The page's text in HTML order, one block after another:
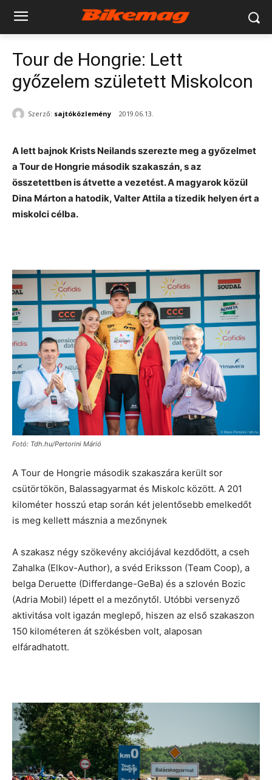
Tour de Hongrie: Lett
győzelem született Miskolcon
Szerző: sajtóközlemény 2019.06.13.
A lett bajnok Krists Neilands szerezte meg a győzelmet
a Tour de Hongrie második szakaszán, s az
összetettben is átvette a vezetést. A magyarok közül
Dina Márton a hatodik, Valter Attila a tizedik helyen ért a
miskolci célba.
Fotó: Tdh.hu/Pertorini Márió
A Tour de Hongrie második szakaszára került sor
csütörtökön, Balassagyarmat és Miskolc között. A 201
kilométer hosszú etap során két jelentősebb emelkedőt
is meg kellett másznia a mezőnynek
A szakasz négy szökevény akciójával kezdődött, a cseh
Zahalka (Elkov-Author), a svéd Eriksson (Team Coop), a
belga Deruette (Differdange-GeBa) és a szlovén Bozic
(Adria Mobil) lépett el a mezőnytől. Utóbbi versenyző
aktivitása volt igazán meglepő, hiszen az első szakaszon
150 kilométeren át szökésben volt, alaposan
elfáradhatott.